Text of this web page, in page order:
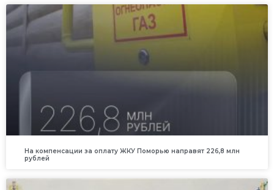
На компенсации за оплату ЖКУ Поморью направят 226,8 млн
рублей